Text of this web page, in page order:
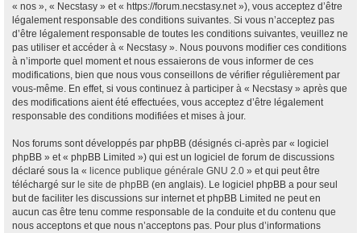
« nos », « Necstasy » et « https://forum.necstasy.net »), vous acceptez d’être
légalement responsable des conditions suivantes. Si vous n’acceptez pas
d’être légalement responsable de toutes les conditions suivantes, veuillez ne
pas utiliser et accéder à « Necstasy ». Nous pouvons modifier ces conditions
à n’importe quel moment et nous essaierons de vous informer de ces
modifications, bien que nous vous conseillons de vérifier régulièrement par
vous-même. En effet, si vous continuez à participer à « Necstasy » après que
des modifications aient été effectuées, vous acceptez d’être légalement
responsable des conditions modifiées et mises à jour.
Nos forums sont développés par phpBB (désignés ci-après par « logiciel
phpBB » et « phpBB Limited ») qui est un logiciel de forum de discussions
déclaré sous la « licence publique générale GNU 2.0 » et qui peut être
téléchargé sur le site de phpBB (en anglais). Le logiciel phpBB a pour seul
but de faciliter les discussions sur internet et phpBB Limited ne peut en
aucun cas être tenu comme responsable de la conduite et du contenu que
nous acceptons et que nous n’acceptons pas. Pour plus d’informations